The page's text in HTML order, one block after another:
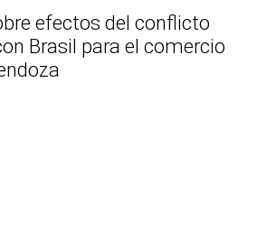
efectos del conflicto
Brasil para el comercio